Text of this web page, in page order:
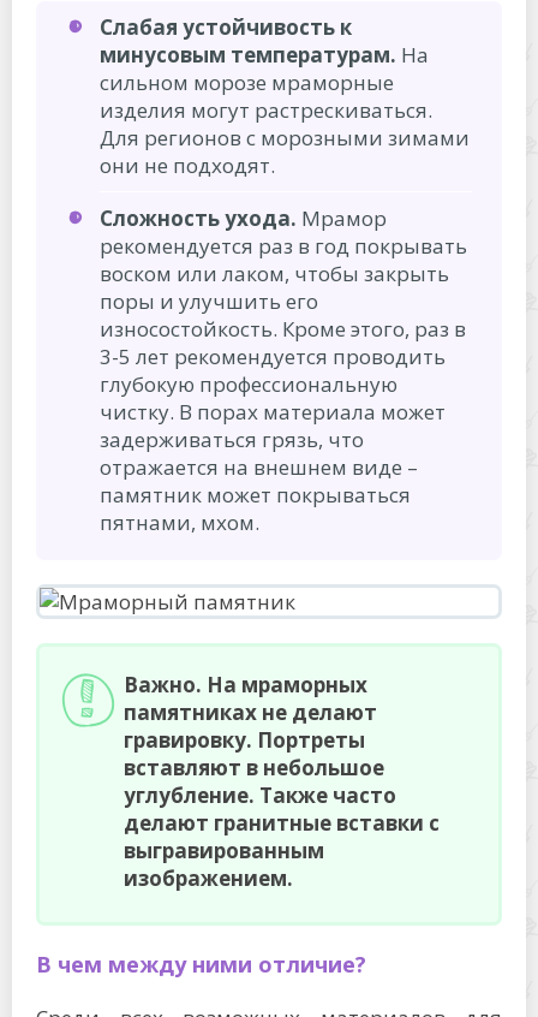
Слабая устойчивость к
минусовым температурам. На
сильном морозе мраморные
изделия могут растрескиваться.
Для регионов с морозными зимами
они не подходят.
Сложность ухода. Мрамор
рекомендуется раз в год покрывать
воском или лаком, чтобы закрыть
поры и улучшить его
износостойкость. Кроме этого, раз в
3-5 лет рекомендуется проводить
глубокую профессиональную
чистку. В порах материала может
задерживаться грязь, что
отражается на внешнем виде –
памятник может покрываться
пятнами, мхом.
Важно. На мраморных
памятниках не делают
гравировку. Портреты
вставляют в небольшое
углубление. Также часто
делают гранитные вставки с
выгравированным
изображением.
В чем между ними отличие?